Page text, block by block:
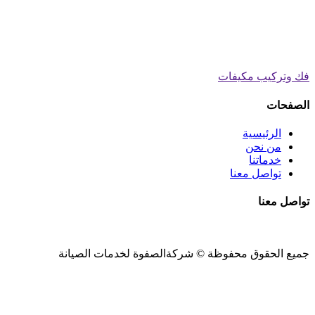
فك وتركيب مكيفات
الصفحات
الرئيسية
من نحن
خدماتنا
تواصل معنا
تواصل معنا
جميع الحقوق محفوظة © شركةالصفوة لخدمات الصيانة